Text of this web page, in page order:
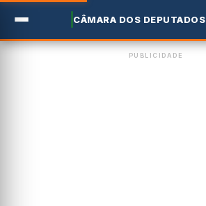
CÂMARA DOS DEPUTADOS
PUBLICIDADE